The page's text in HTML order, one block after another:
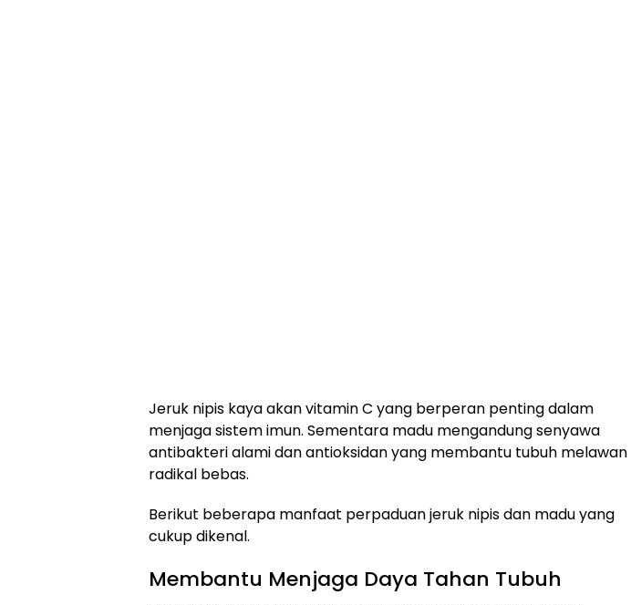
Jeruk nipis kaya akan vitamin C yang berperan penting dalam
menjaga sistem imun. Sementara madu mengandung senyawa
antibakteri alami dan antioksidan yang membantu tubuh melawan
radikal bebas.
Berikut beberapa manfaat perpaduan jeruk nipis dan madu yang
cukup dikenal.
Membantu Menjaga Daya Tahan Tubuh